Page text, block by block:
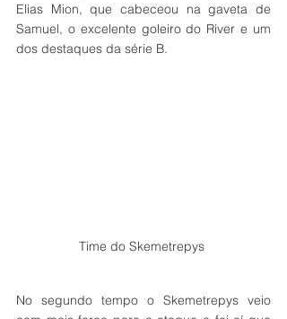
Elias Mion, que cabeceou na gaveta de
Samuel, o excelente goleiro do River e um
dos destaques da série B.
Time do Skemetrepys
No segundo tempo o Skemetrepys veio